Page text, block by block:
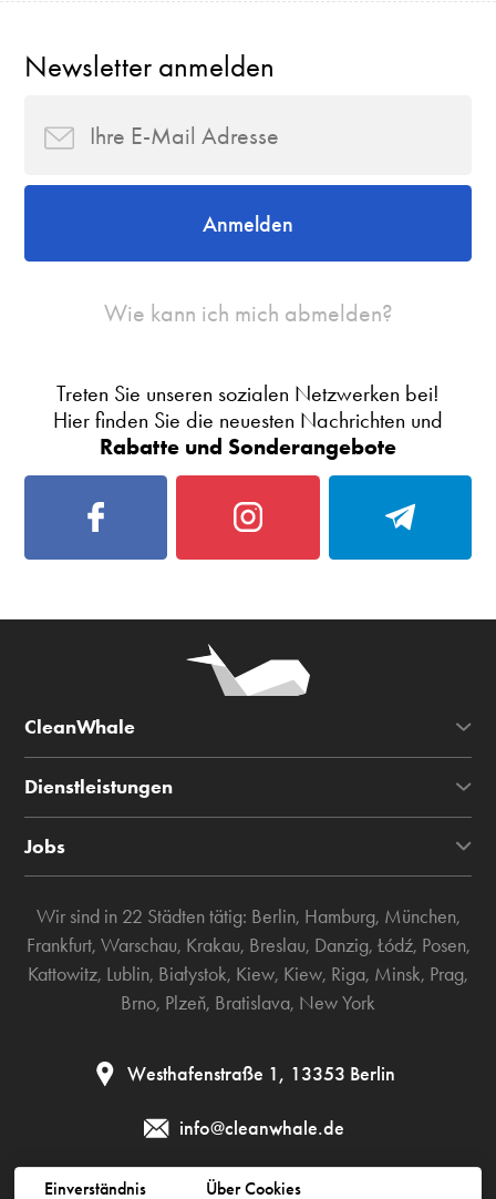
Einverständnis Über Cookies
Newsletter anmelden
Anmelden
Wie kann ich mich abmelden?
Treten Sie unseren sozialen Netzwerken bei!
Hier finden Sie die neuesten Nachrichten und
Rabatte und Sonderangebote
CleanWhale
Dienstleistungen
Jobs
Wir sind in 22 Städten tätig: Berlin, Hamburg, München,
Frankfurt, Warschau, Krakau, Breslau, Danzig, Łódź, Posen,
Kattowitz, Lublin, Białystok, Kiew, Kiew, Riga, Minsk, Prag,
Brno, Plzeň, Bratislava, New York
Westhafenstraße 1, 13353 Berlin
info@cleanwhale.de